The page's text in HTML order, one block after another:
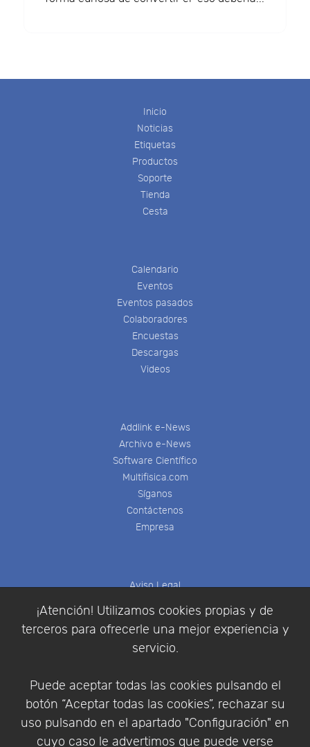
¡Atención! Utilizamos cookies propias y de
terceros para ofrecerle una mejor experiencia y
servicio.
Puede aceptar todas las cookies pulsando el
botón “Aceptar todas las cookies”, rechazar su
uso pulsando en el apartado "Configuración" en
cuyo caso le advertimos que puede verse
Inicio
Noticias
Etiquetas
Productos
Soporte
Tienda
Cesta
Calendario
Eventos
Eventos pasados
Colaboradores
Encuestas
Descargas
Videos
Addlink e-News
Archivo e-News
Software Científico
Multifisica.com
Síganos
Contáctenos
Empresa
Aviso Legal
Política de Privacidad
Condiciones de compra
Identificarse